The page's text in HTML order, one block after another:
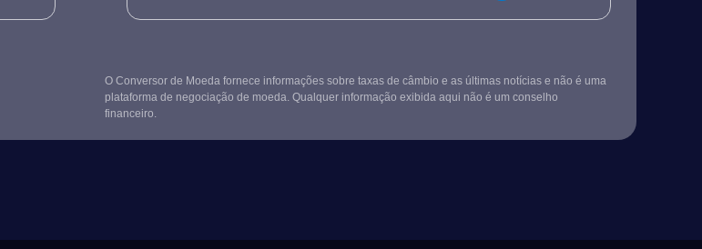
O Conversor de Moeda fornece informações sobre taxas de câmbio e as últimas notícias e não é uma
plataforma de negociação de moeda. Qualquer informação exibida aqui não é um conselho
financeiro.